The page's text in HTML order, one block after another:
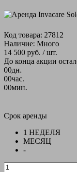
Код товара: 27812
Наличие: Много
14 500 руб. / шт.
До конца акции
00дн.
00час.
00мин.
Срок аренды
1 НЕДЕЛЯ
МЕСЯЦ
-